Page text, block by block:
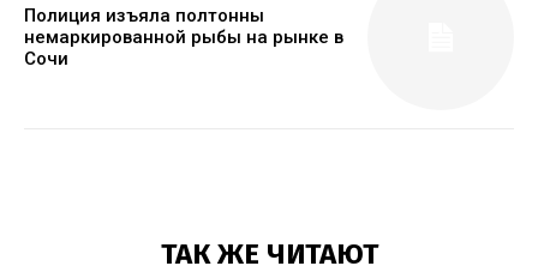
Полиция изъяла полтонны
немаркированной рыбы на рынке в
Сочи
ТАК ЖЕ ЧИТАЮТ